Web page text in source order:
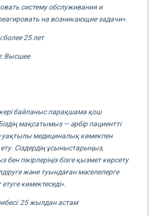
систему обслуживания и
на возникающие задачи».
25 лет
Высшее
байланыс парақшама қош
мақсатымыз — әрбір пациентті
уақтылы медициналық көмекпен
Сіздердің ұсыныстарыңыз,
бен пікірлеріңіз бізге қызмет көрсету
және туындаған мәселелерге
көмектеседі».
25 жылдан астам